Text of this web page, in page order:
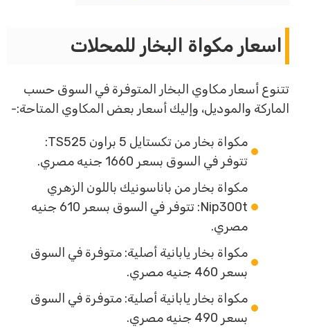
اسعار مكواة البخار للمحلات
تتنوع أسعار مكاوي البخار المتوفرة في السوق حسب
الماركة والموديل، وإليك أسعار بعض المكاوي المتاحة:-
مكواة بخار من تكستايل 5 براون TS525:
تتوفر في السوق بسعر 1660 جنيه مصري.
مكواة بخار من باناسونيك باللون الزهري
Nip300t: تتوفر في السوق بسعر 610 جنيه
مصري.
مكواة بخار يابانية أصلية: متوفرة في السوق
بسعر 460 جنيه مصري.
مكواة بخار يابانية أصلية: متوفرة في السوق
بسعر 490 جنيه مصري.